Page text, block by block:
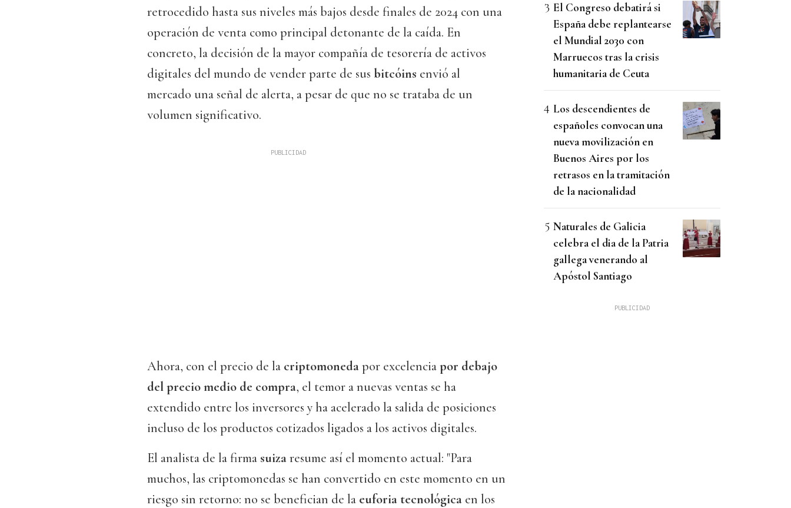
retrocedido hasta sus niveles más bajos desde finales de 2024 con una
operación de venta como principal detonante de la caída. En
concreto, la decisión de la mayor compañía de tesorería de activos
digitales del mundo de vender parte de sus bitcóins envió al
mercado una señal de alerta, a pesar de que no se trataba de un
volumen significativo.
Ahora, con el precio de la criptomonedapor excelenciapor debajo
del precio medio de compra, el temor a nuevas ventas se ha
extendido entre los inversores y ha acelerado la salida de posiciones
incluso de los productos cotizados ligados a los activos digitales.
El analista de la firma suizaresume así el momento actual: "Para
muchos, las criptomonedas se han convertido en este momento en un
riesgo sin retorno: no se benefician de la euforia tecnológica en los
El Congreso debatirá si
España debe replantearse
el Mundial 2030 con
Marruecos tras la crisis
humanitaria de Ceuta
Los descendientes de
españoles convocan una
nueva movilización en
Buenos Aires por los
retrasos en la tramitación
de la nacionalidad
Naturales de Galicia
celebra el dia de la Patria
gallega venerando al
Apóstol Santiago